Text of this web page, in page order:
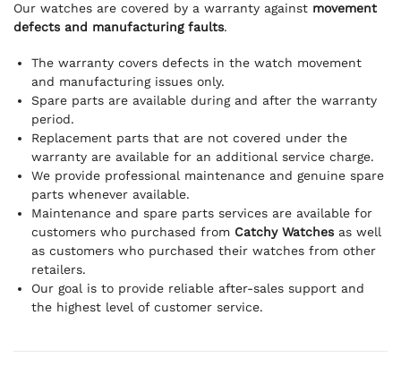
Our watches are covered by a warranty against movement
defects and manufacturing faults.
The warranty covers defects in the watch movement
and manufacturing issues only.
Spare parts are available during and after the warranty
period.
Replacement parts that are not covered under the
warranty are available for an additional service charge.
We provide professional maintenance and genuine spare
parts whenever available.
Maintenance and spare parts services are available for
customers who purchased from Catchy Watchesas well
as customers who purchased their watches from other
retailers.
Our goal is to provide reliable after-sales support and
the highest level of customer service.